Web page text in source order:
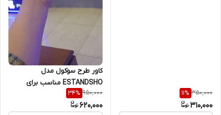
350,000
11%
310,000
کاور طرح سوکول مدل
ESTANDSHO مناسب برای
Pro 4G
950,000
34%
620,000